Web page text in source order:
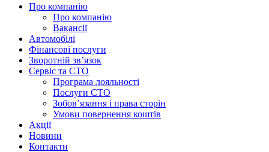
Про компанію
Про компанію
Вакансії
Автомобілі
Фінансові послуги
Зворотній зв’язок
Cервіс та СТО
Програма лояльності
Послуги СТО
Зобов’язання і права сторін
Умови повернення коштів
Акції
Новини
Контакти